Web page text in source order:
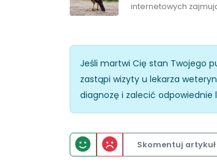
internetowych
Jeśli martwi Cię stan Twojego
zastąpi wizyty u lekarza
diagnozę i zalecić odpowiednie
Skomentuj artykuł